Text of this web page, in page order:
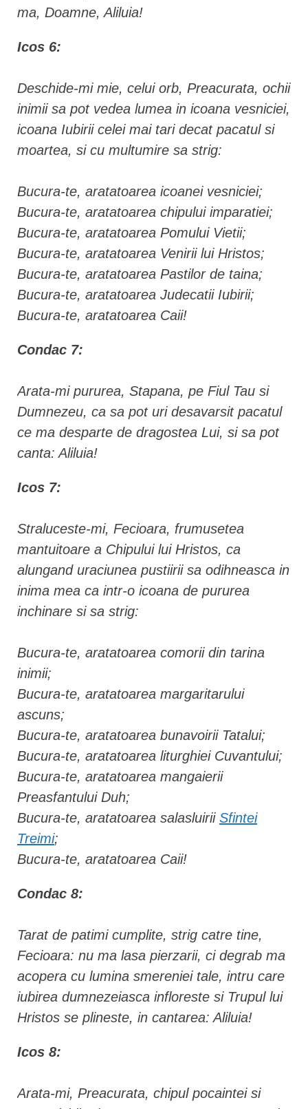
ma, Doamne, Aliluia!
Icos 6:
Deschide-mi mie, celui orb, Preacurata, ochii
inimii sa pot vedea lumea in icoana vesniciei,
icoana Iubirii celei mai tari decat pacatul si
moartea, si cu multumire sa strig:
Bucura-te, aratatoarea icoanei vesniciei;
Bucura-te, aratatoarea chipului imparatiei;
Bucura-te, aratatoarea Pomului Vietii;
Bucura-te, aratatoarea Venirii lui Hristos;
Bucura-te, aratatoarea Pastilor de taina;
Bucura-te, aratatoarea Judecatii Iubirii;
Bucura-te, aratatoarea Caii!
Condac 7:
Arata-mi pururea, Stapana, pe Fiul Tau si
Dumnezeu, ca sa pot uri desavarsit pacatul
ce ma desparte de dragostea Lui, si sa pot
canta: Aliluia!
Icos 7:
Straluceste-mi, Fecioara, frumusetea
mantuitoare a Chipului lui Hristos, ca
alungand uraciunea pustiirii sa odihneasca in
inima mea ca intr-o icoana de pururea
inchinare si sa strig:
Bucura-te, aratatoarea comorii din tarina
inimii;
Bucura-te, aratatoarea margaritarului
ascuns;
Bucura-te, aratatoarea bunavoirii Tatalui;
Bucura-te, aratatoarea liturghiei Cuvantului;
Bucura-te, aratatoarea mangaierii
Preasfantului Duh;
Bucura-te, aratatoarea salasluirii Sfintei
Treimi;
Bucura-te, aratatoarea Caii!
Condac 8:
Tarat de patimi cumplite, strig catre tine,
Fecioara: nu ma lasa pierzarii, ci degrab ma
acopera cu lumina smereniei tale, intru care
iubirea dumnezeiasca infloreste si Trupul lui
Hristos se plineste, in cantarea: Aliluia!
Icos 8:
Arata-mi, Preacurata, chipul pocaintei si